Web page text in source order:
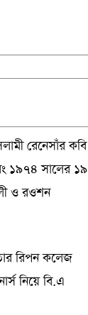
রেনেসাঁর কবি
১৯৭৪ সালের ১৯
ও রওশন
রিপন কলেজ
নিয়ে বি.এ